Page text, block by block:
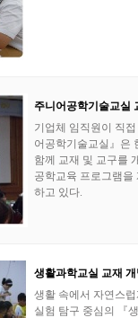
주니어공학기술교실
기업체 임직원이 직
어공학기술교실』은
함께 교재 및 교구를
공학교육 프로그램을
하고 있다.
생활과학교실 교재
생활 속에서 자연스
실험 탐구 중심의 『